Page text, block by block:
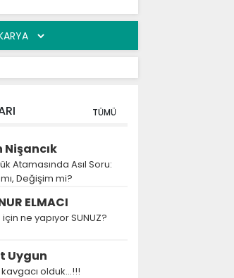
TÜMÜ
Nişancık
Atamasında Asıl Soru:
Değişim mi?
ELMACI
ne yapıyor SUNUZ?
Uygun
olduk…!!!